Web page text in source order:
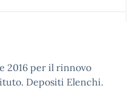
2016 per il rinnovo
Depositi Elenchi.